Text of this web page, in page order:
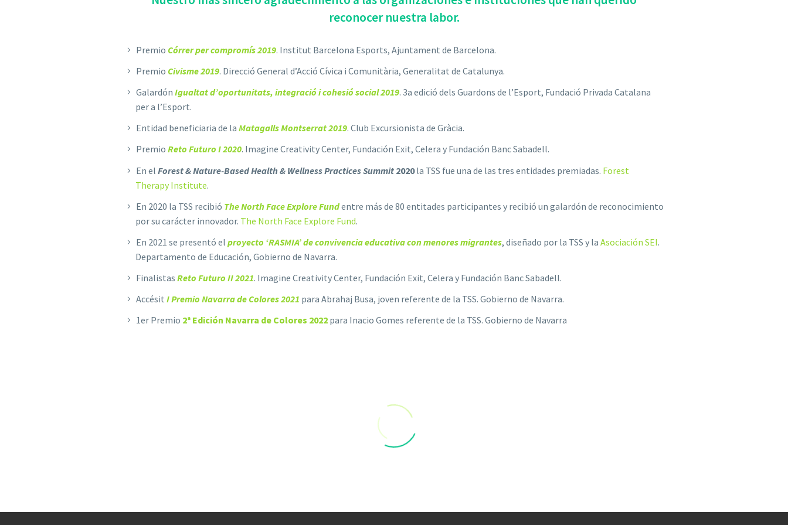
reconocer nuestra labor.
Premio Córrer per compromís 2019. Institut Barcelona Esports, Ajuntament de Barcelona.
Premio Civisme 2019. Direcció General d’Acció Cívica i Comunitària, Generalitat de Catalunya.
GalardónIgualtat d’oportunitats, integració i cohesió social 2019. 3a edició dels Guardons de l’Esport, Fundació Privada Catalana
per a l’Esport.
Entidad beneficiaria de laMatagalls Montserrat 2019. Club Excursionista de Gràcia.
PremioReto Futuro I 2020. Imagine Creativity Center, Fundación Exit, Celera y Fundación Banc Sabadell.
En elForest & Nature-Based Health & Wellness Practices Summit 2020la TSS fue una de las tres entidades premiadas. Forest
Therapy Institute.
En 2020 la TSS recibió The North Face Explore Fundentre más de 80 entitades participantes y recibió un galardón de reconocimiento
por su carácter innovador. The North Face Explore Fund.
En 2021 se presentó elproyecto ‘RASMIA’ de convivencia educativa con menores migrantes, diseñado por la TSS y laAsociación SEI.
Departamento de Educación, Gobierno de Navarra.
FinalistasReto Futuro II 2021. Imagine Creativity Center, Fundación Exit, Celera y Fundación Banc Sabadell.
AccésitI Premio Navarra de Colores 2021 para Abrahaj Busa, joven referente de la TSS. Gobierno de Navarra.
1er Premio 2ª Edición Navarra de Colores 2022 para Inacio Gomes referente de la TSS. Gobierno de Navarra